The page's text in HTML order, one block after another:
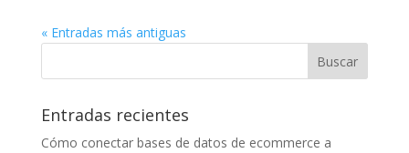
« Entradas más antiguas
Entradas recientes
Cómo conectar bases de datos de ecommerce a